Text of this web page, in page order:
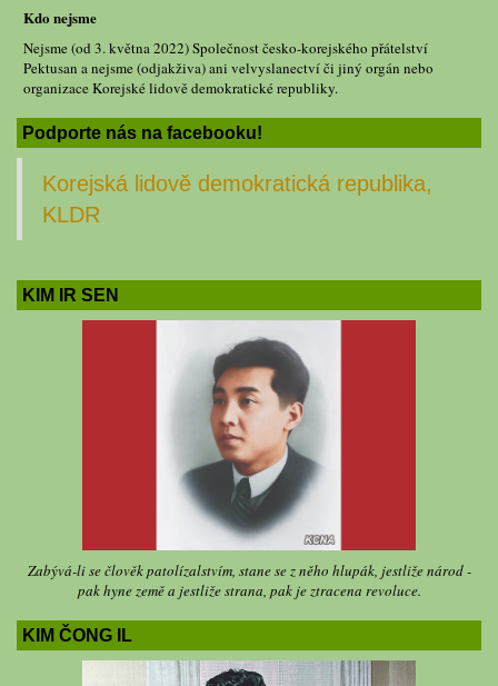
Kdo nejsme
Nejsme (od 3. května 2022) Společnost česko-korejského přátelství
Pektusan a nejsme (odjakživa) ani velvyslanectví či jiný orgán nebo
organizace Korejské lidově demokratické republiky.
Podporte nás na facebooku!
Korejská lidově demokratická republika,
KLDR
KIM IR SEN
Zabývá-li se člověk patolízalstvím, stane se z něho hlupák, jestliže národ -
pak hyne země a jestliže strana, pak je ztracena revoluce.
KIM ČONG IL